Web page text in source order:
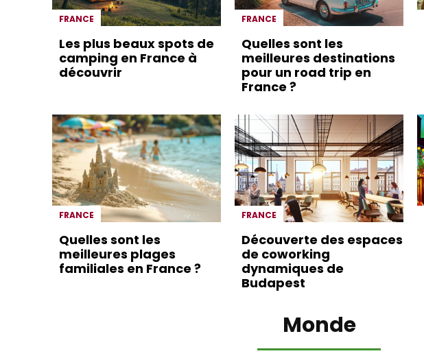
FRANCE
Les plus beaux spots de
camping en France à
découvrir
FRANCE
Quelles sont les
meilleures destinations
pour un road trip en
France ?
FRANCE
Quelles sont les
meilleures plages
familiales en France ?
FRANCE
Découverte des espaces
de coworking
dynamiques de
Budapest
Monde